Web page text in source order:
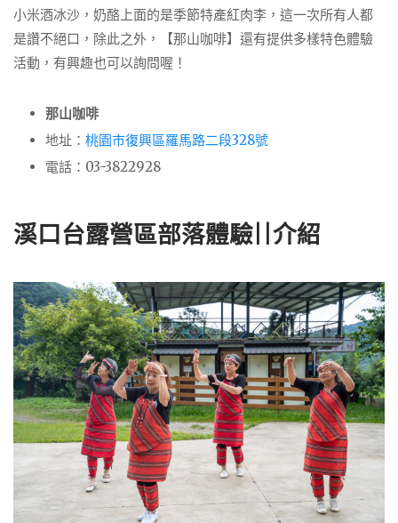
小米酒冰沙，奶酪上面的是季節特產紅肉李，這一次所有人都
是讚不絕口，除此之外，【那山咖啡】還有提供多樣特色體驗
活動，有興趣也可以詢問喔！
那山咖啡
地址： 桃園市復興區羅馬路二段328號
電話：03-3822928
溪口台露營區部落體驗||介紹